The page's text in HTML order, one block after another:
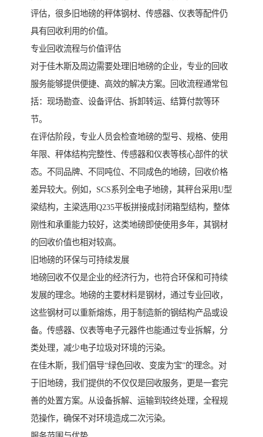
评估，很多旧地磅的秤体钢材、传感器、仪表等配件仍
具有回收利用的价值。
专业回收流程与价值评估
对于佳木斯及周边需要处理旧地磅的企业，专业的回收
服务能够提供便捷、高效的解决方案。回收流程通常包
括：现场勘查、设备评估、拆卸转运、结算付款等环
节。
在评估阶段，专业人员会检查地磅的型号、规格、使用
年限、秤体结构完整性、传感器和仪表等核心部件的状
态。不同品牌、不同吨位、不同成色的地磅，回收价格
差异较大。例如，SCS系列全电子地磅，其秤台采用U型
梁结构，主梁选用Q235平板拼接成封闭箱型结构，整体
刚性和承重能力较好，这类地磅即使使用多年，其钢材
的回收价值也相对较高。
旧地磅的环保与可持续发展
地磅回收不仅是企业的经济行为，也符合环保和可持续
发展的理念。地磅的主要材料是钢材，通过专业回收，
这些钢材可以重新熔炼，用于制造新的钢结构产品或设
备。传感器、仪表等电子元器件也能通过专业拆解，分
类处理，减少电子垃圾对环境的污染。
在佳木斯，我们倡导“绿色回收、变废为宝”的理念。对
于旧地磅，我们提供的不仅仅是回收服务，更是一套完
善的处置方案。从设备拆解、运输到较终处理，全程规
范操作，确保不对环境造成二次污染。